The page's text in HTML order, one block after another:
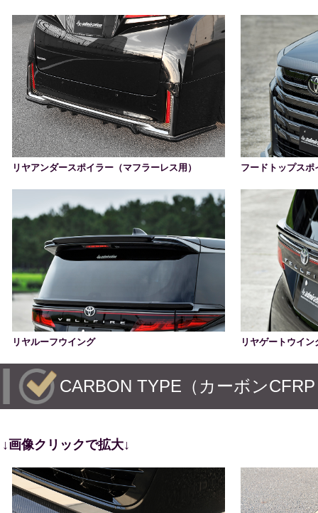
リヤアンダースポイラー（マフラーレス用） フードトップスポ
リヤルーフウイング リヤゲートウイン
CARBON TYPE（カーボン
↓画像クリックで拡大↓